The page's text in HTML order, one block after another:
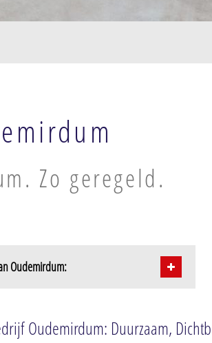
Zo geregeld.
Oudemirdum:
Oudemirdum: Duurzaam,